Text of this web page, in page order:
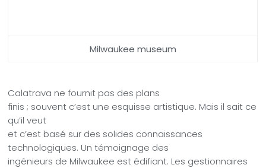
Milwaukee museum
Calatrava ne fournit pas des plans
finis ; souvent c’est une esquisse artistique. Mais il sait ce
qu’il veut
et c’est basé sur des solides connaissances
technologiques. Un témoignage des
ingénieurs de Milwaukee est édifiant. Les gestionnaires